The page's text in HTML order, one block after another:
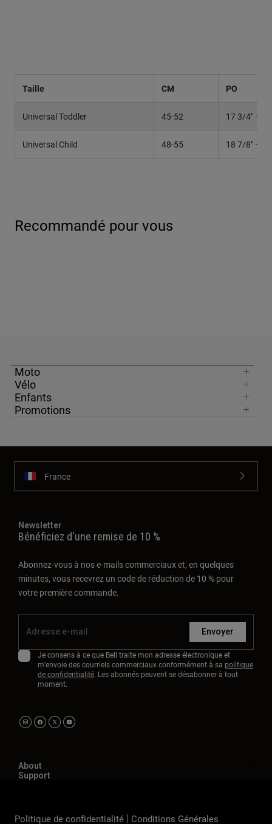
Taille CM PO
Universal Toddler 45-52 17 3/4" –
Universal Child 48-55 18 7/8" –
Recommandé pour vous
Moto
Vélo
Enfants
Promotions
France
Newsletter
Bénéficiez d'une remise de 10 %
Abonnez-vous à nos e-mails commerciaux et, en quelques
minutes, vous recevrez un code de réduction de 10 % pour
votre première commande.
Envoyer
Je consens à ce que Bell traite mon adresse électronique et
m'envoie des courriels commerciaux conformément à sa politique
de confidentialité. Les abonnés peuvent se désabonner à tout
moment.
About
Support
Politique de confidentialité Conditions Générales